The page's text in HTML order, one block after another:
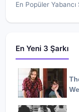
En Popüler Yabancı
En Yeni 3 Şarkı